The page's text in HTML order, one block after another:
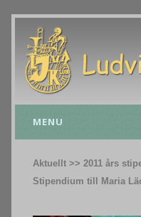
MENU
Aktuellt >> 2011 års
Stipendium till Maria